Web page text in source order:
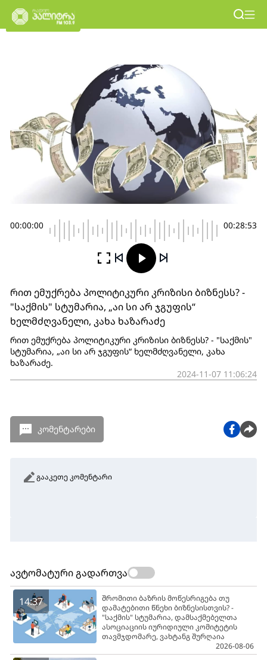
00:00:00 00:28:53
რით ემუქრება პოლიტიკური კრიზისი ბიზნესს? -
"საქმის" სტუმარია, „აი სი არ ჯგუფის“
ხელმძღვანელი, კახა ხაზარაძე
რით ემუქრება პოლიტიკური კრიზისი ბიზნესს? - "საქმის"
სტუმარია, „აი სი არ ჯგუფის“ ხელმძღვანელი, კახა
ხაზარაძე.
2024-11-07 11:06:24
კომენტარები
გააკეთე კომენტარი
ავტომატური გადართვა
14:37
შრომითი ბაზრის მოწესრიგება თუ
დამატებითი წნეხი ბიზნესისთვის? -
"საქმის" სტუმარია, დამსაქმებელთა
ასოციაციის იურიდიული კომიტეტის
თავმჯდომარე, ვახტანგ შურღაია
2026-08-06